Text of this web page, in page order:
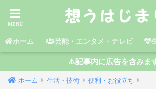
ホーム 芸能・エンタメ・テレビ
⚠️記事内に広告を含みま
ホーム 生活・技術 便利・お役立ち